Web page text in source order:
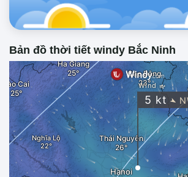
Bản đồ thời tiết windy Bắc Ninh